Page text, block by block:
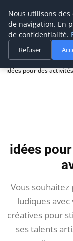
Maman-
Accueil
Activités
idées pour des
idées
Vous
ludiques
créatives pour
ses talents
Nous utilisons
de navigation. En
de confidentialité.
Refuser